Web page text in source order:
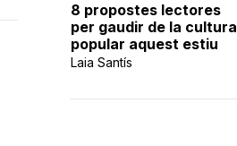
8 propostes lectores
per gaudir de la cultura
popular aquest estiu
Laia Santís